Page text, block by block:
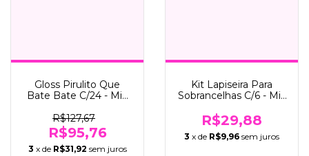
Gloss Pirulito Que
Bate Bate C/24 - Mia
R$127,67
R$95,76
3 x de R$31,92 sem juros
Kit Lapiseira Para
Sobrancelhas C/6 - Mia
R$29,88
3 x de R$9,96 sem juros